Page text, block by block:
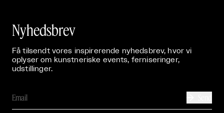
Nyhedsbrev
Få tilsendt vores inspirerende nyhedsbrev, hvor vi
oplyser om kunstneriske events, ferniseringer,
udstillinger.